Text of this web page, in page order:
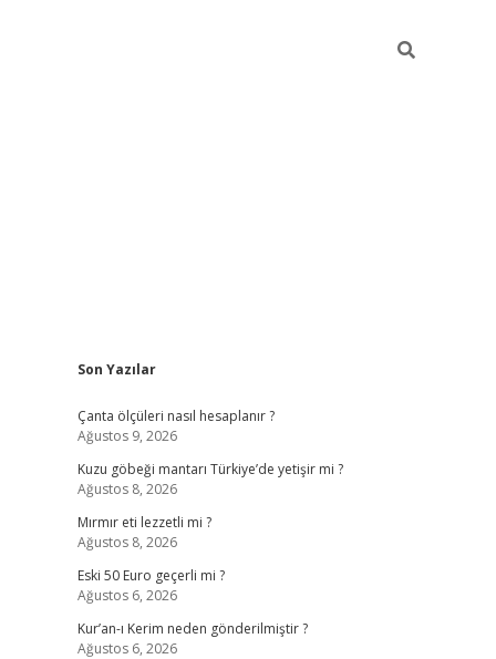
Sidebar
Son Yazılar
Çanta ölçüleri nasıl hesaplanır ?
Ağustos 9, 2026
Kuzu göbeği mantarı Türkiye’de yetişir mi ?
Ağustos 8, 2026
Mırmır eti lezzetli mi ?
Ağustos 8, 2026
Eski 50 Euro geçerli mi ?
Ağustos 6, 2026
Kur’an-ı Kerim neden gönderilmiştir ?
Ağustos 6, 2026